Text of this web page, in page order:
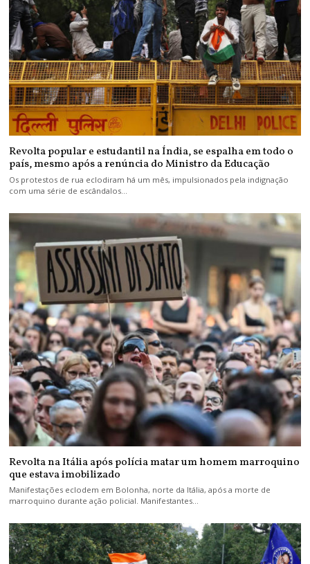
Revolta popular e estudantil na Índia, se espalha em todo o
país, mesmo após a renúncia do Ministro da Educação
Os protestos de rua eclodiram há um mês, impulsionados pela indignação
com uma série de escândalos…
Revolta na Itália após polícia matar um homem marroquino
que estava imobilizado
Manifestações eclodem em Bolonha, norte da Itália, após a morte de
marroquino durante ação policial. Manifestantes…